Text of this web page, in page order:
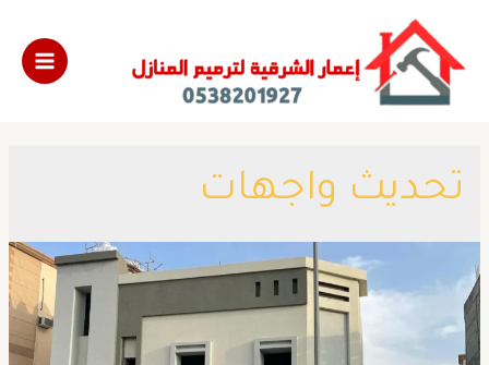
تحديث واجهات